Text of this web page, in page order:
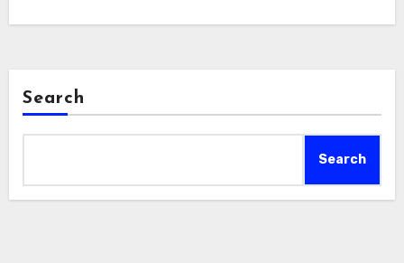
Search
Search